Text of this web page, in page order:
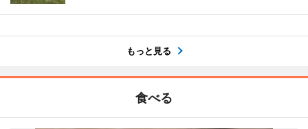
もっと見る
食べる